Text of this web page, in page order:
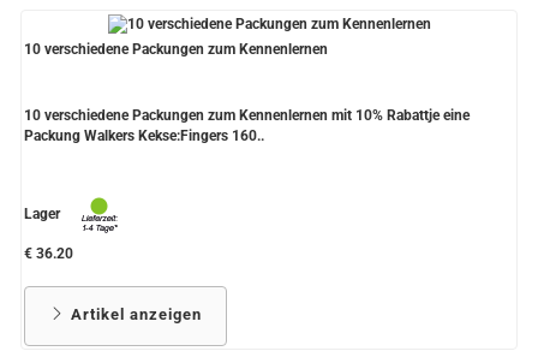
10 verschiedene Packungen zum Kennenlernen
10 verschiedene Packungen zum Kennenlernen mit 10% Rabattje eine
Packung Walkers Kekse:Fingers 160..
Lager
€ 36.20
Artikel anzeigen